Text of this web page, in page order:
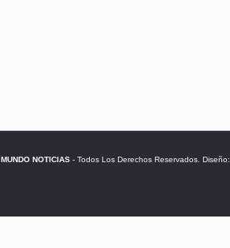
MUNDO NOTICIAS- Todos Los Derechos Reservados. Diseño: